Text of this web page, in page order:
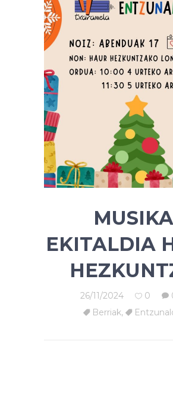
MUSIKA
EKITALDIA
26/11/2024 0
Berriak,